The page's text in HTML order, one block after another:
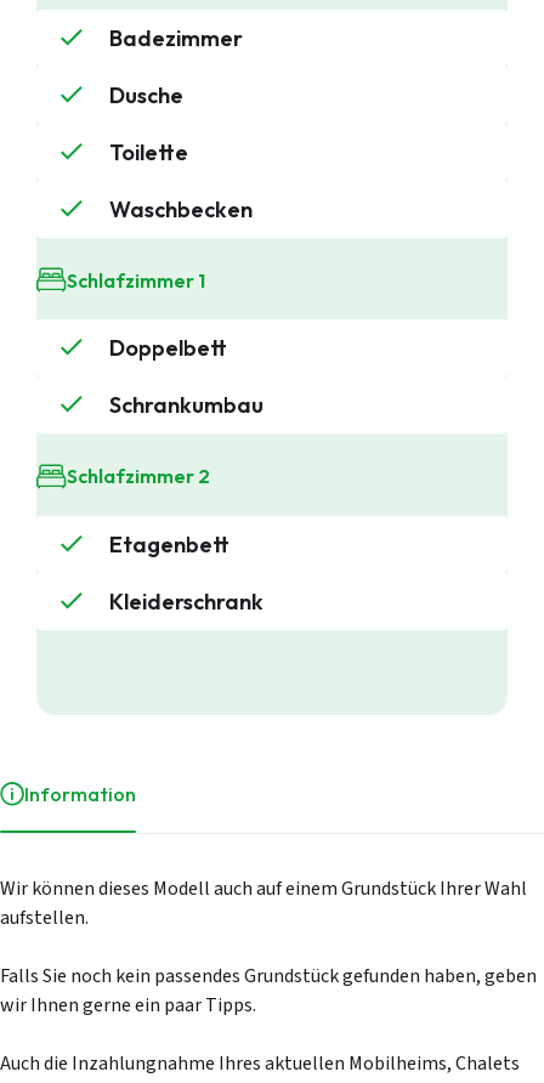
Chalets
Über
Individuelle
Häufig
Badezimmer
Dusche
Toilette
Waschbecken
Schlafzimmer 1
Doppelbett
Schrankumbau
Schlafzimmer 2
Etagenbett
Kleiderschrank
Information
Wir können dieses Modell auch auf einem Grundstück Ihrer Wahl
aufstellen.
Falls Sie noch kein passendes Grundstück gefunden haben, geben
wir Ihnen gerne ein paar Tipps.
Auch die Inzahlungnahme Ihres aktuellen Mobilheims, Chalets